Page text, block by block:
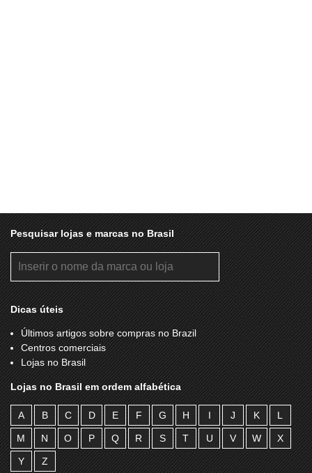
Pesquisar lojas e marcas no Brasil
Dicas úteis
Últimos artigos sobre compras no Brazil
Centros comerciais
Lojas no Brasil
Lojas no Brasil em ordem alfabética
A B C D E F G H I J K L
M N O P Q R S T U V W X
Y Z